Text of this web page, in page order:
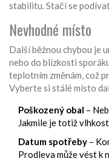
stabilitu. Stačí se
Nevhodné místo
Další běžnou chybou je
nebo do blízkosti
teplotním změnám, což
Vyberte si stálé místo
Poškozený obal –
Jakmile je totiž
Datum spotřeby –
Prodleva může vést